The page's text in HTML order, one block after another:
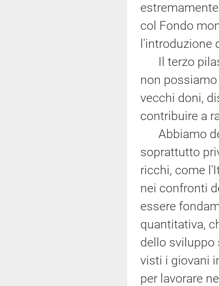
col Fondo
l'introduzione
Il terzo
non
vecchi doni,
contribuire a
Abbiamo
soprattutto
ricchi, come
nei confronti
essere
quantitativa,
dello sviluppo
visti i giovani
per lavorare